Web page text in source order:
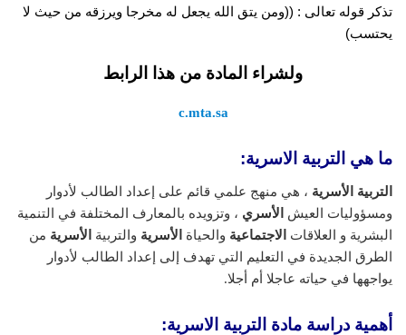
تذكر قوله تعالى : ((ومن يتق الله يجعل له مخرجا ويرزقه من حيث لا
يحتسب)
ولشراء المادة من هذا الرابط
c.mta.sa
ما هي التربية الاسرية:
التربية الأسرية ، هي منهج علمي قائم على إعداد الطالب لأدوار
ومسؤوليات العيش
الأسري ، وتزويده بالمعارف المختلفة في التنمية
البشرية و العلاقات
الاجتماعية والحياة الأسرية والتربية الأسرية من
الطرق الجديدة في التعليم التي تهدف إلى إعداد الطالب لأدوار
يواجهها في حياته عاجلا أم أجلا.
أهمية دراسة مادة التربية الاسرية: